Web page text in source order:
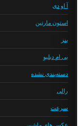
آ او دی
استون مارتین
بنز
بی ام دبلیو
دسته‌بندی نشده
رالی
سرعت